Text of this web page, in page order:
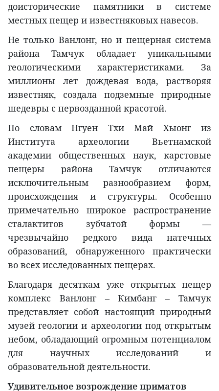
доисторические памятники в системе
местных пещер и известняковых навесов.
Не только Ванлонг, но и пещерная система
района Тамчук обладает уникальными
геологическими характеристиками. За
миллионы лет дождевая вода, растворяя
известняк, создала подземные природные
шедевры с первозданной красотой.
По словам Нгуен Тхи Май Хыонг из
Института археологии Вьетнамской
академии общественных наук, карстовые
пещеры района Тамчук отличаются
исключительным разнообразием форм,
происхождения и структуры. Особенно
примечательно широкое распространение
сталактитов зубчатой формы —
чрезвычайно редкого вида натечных
образований, обнаруженного практически
во всех исследованных пещерах.
Благодаря десяткам уже открытых пещер
комплекс Ванлонг – Кимбанг – Тамчук
представляет собой настоящий природный
музей геологии и археологии под открытым
небом, обладающий огромным потенциалом
для научных исследований и
образовательной деятельности.
Удивительное возрождение приматов